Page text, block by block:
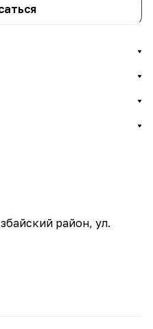
район, ул.